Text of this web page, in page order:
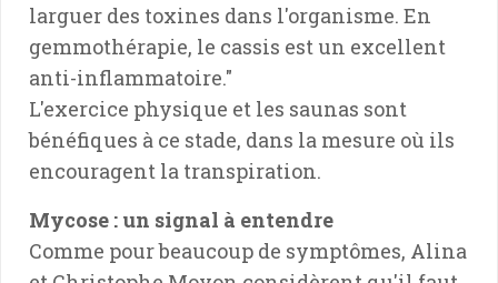
larguer des toxines dans l'organisme. En
gemmothérapie, le cassis est un excellent
anti-inflammatoire."
L'exercice physique et les saunas sont
bénéfiques à ce stade, dans la mesure où ils
encouragent la transpiration.
Mycose : un signal à entendre
Comme pour beaucoup de symptômes, Alina